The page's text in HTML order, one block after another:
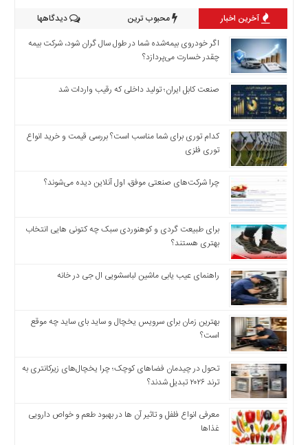
ایران
اخبار
المللی
اقتصادی
اخبار
جدید
اخبار
حوادث
اخبار
سیاسی
فرهنگی
دسترسی
سریع
صفحه
اصلی
اخبار
اقتصادی
اخبار
ایران
اخبار
المللی
آخرین اخبار محبوب ترین
دیدگاهها
اگر خودروی بیمه‌شده شما در طول سال گران شود، شرکت بیمه
چقدر خسارت می‌پردازد؟
صنعت کابل ایران؛ تولید داخلی که رقیب واردات شد
کدام توری برای شما مناسب است؟ بررسی قیمت و خرید انواع
توری فلزی
چرا شرکت‌های صنعتی موفق، اول آنلاین دیده می‌شوند؟
برای طبیعت گردی و کوهنوردی سبک چه کتونی هایی انتخاب
بهتری هستند؟
راهنمای عیب یابی ماشین لباسشویی ال جی در خانه
بهترین زمان برای سرویس یخچال و ساید بای ساید چه موقع
است؟
تحول در چیدمان فضاهای کوچک؛ چرا یخچال‌های زیرکانتری به
ترند ۲۰۲۶ تبدیل شدند؟
معرفی انواع فلفل و تاثیر آن ‌ها در بهبود طعم و خواص دارویی
غذاها